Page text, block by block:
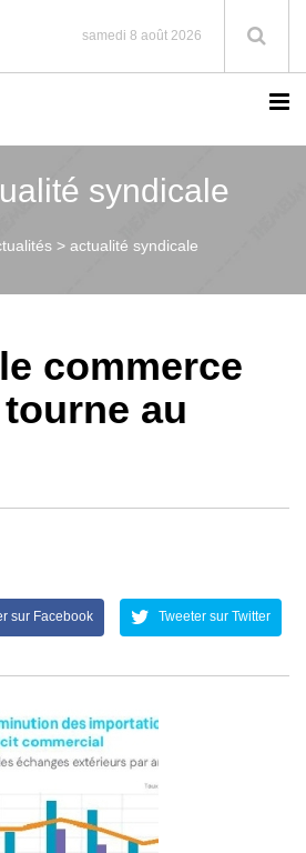
samedi 8 août 2026
syndicale
> actualité syndicale
commerce
au
sur Facebook Tweeter sur Twitter